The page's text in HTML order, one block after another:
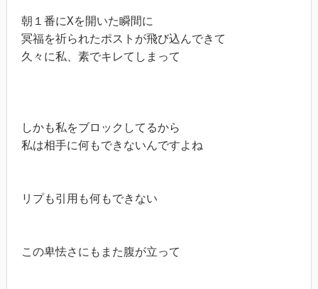
朝１番にXを開いた瞬間に
冥福を祈られたポストが飛び込んできて
久々に私、素でキレてしまって
しかも私をブロックしてるから
私は相手に何もできないんですよね
リプも引用も何もできない
この卑怯さにもまた腹が立って